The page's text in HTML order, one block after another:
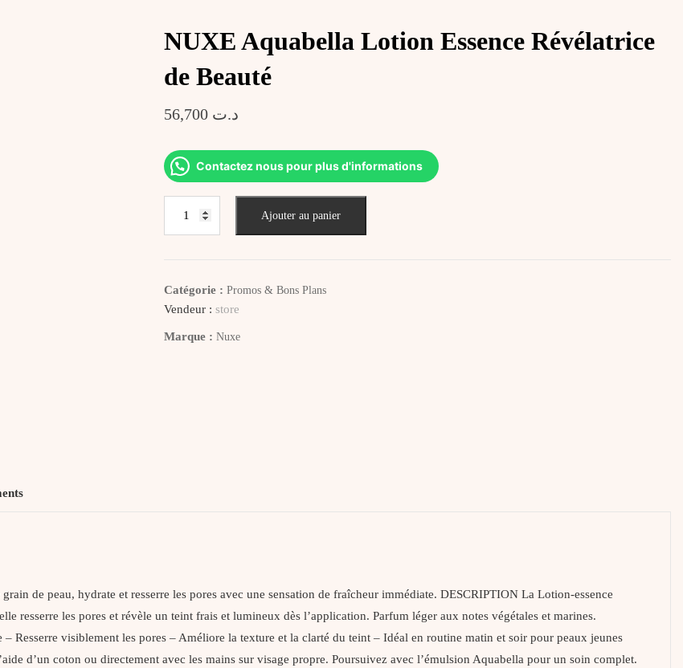
NUXE Aquabella Lotion Essence Révélatrice
de Beauté
د.ت
Contactez nous pour plus d'informations
de
Ajouter au panier
Catégorie :Promos & Bons Plans
Vendeur :store
Marque :Nuxe
de peau, hydrate et resserre les pores avec une sensation de fraîcheur immédiate. DESCRIPTION La Lotion-essence
resserre les pores et révèle un teint frais et lumineux dès l’application. Parfum léger aux notes végétales et marines.
Resserre visiblement les pores – Améliore la texture et la clarté du teint – Idéal en routine matin et soir pour peaux jeunes
d’un coton ou directement avec les mains sur visage propre. Poursuivez avec l’émulsion Aquabella pour un soin complet.